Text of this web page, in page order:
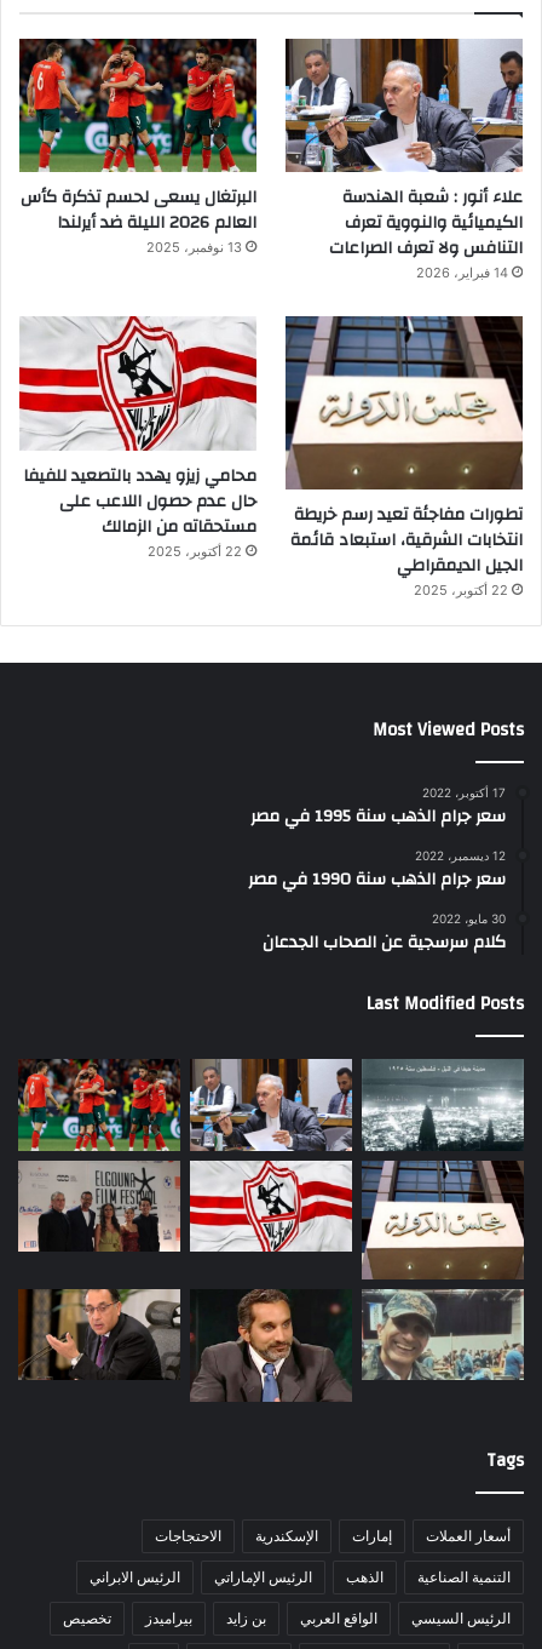
علاء أنور : شعبة الهندسة
الكيميائية والنووية تعرف
التنافس ولا تعرف الصراعات
14 فبراير، 2026
البرتغال يسعى لحسم تذكرة كأس
العالم 2026 الليلة ضد أيرلندا
13 نوفمبر، 2025
تطورات مفاجئة تعيد رسم خريطة
انتخابات الشرقية، استبعاد قائمة
الجيل الديمقراطي
22 أكتوبر، 2025
محامي زيزو يهدد بالتصعيد للفيفا
حال عدم حصول اللاعب على
مستحقاته من الزمالك
22 أكتوبر، 2025
Most Viewed Posts
17 أكتوبر، 2022
سعر جرام الذهب سنة 1995 في مصر
12 ديسمبر، 2022
سعر جرام الذهب سنة 1990 في مصر
30 مايو، 2022
كلام سرسجية عن الصحاب الجدعان
Last Modified Posts
Tags
أسعار العملات إمارات الإسكندرية الاحتجاجات
التنمية الصناعية الذهب الرئيس الإماراتي الرئيس الابراني
الرئيس السيسي الواقع العربي بن زايد بيراميدز تخصيص